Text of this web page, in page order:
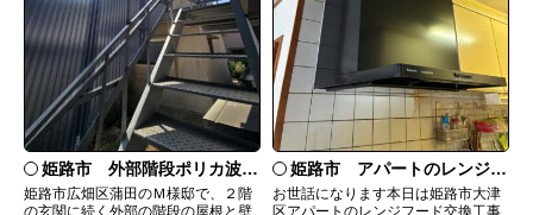
姫路市 外部階段ポリカ波板張替工事
姫路市広畑区蒲田のＭ様邸で、２階
姫路市 アパートのレンジフード交換
お世話になります本日は姫路市大津